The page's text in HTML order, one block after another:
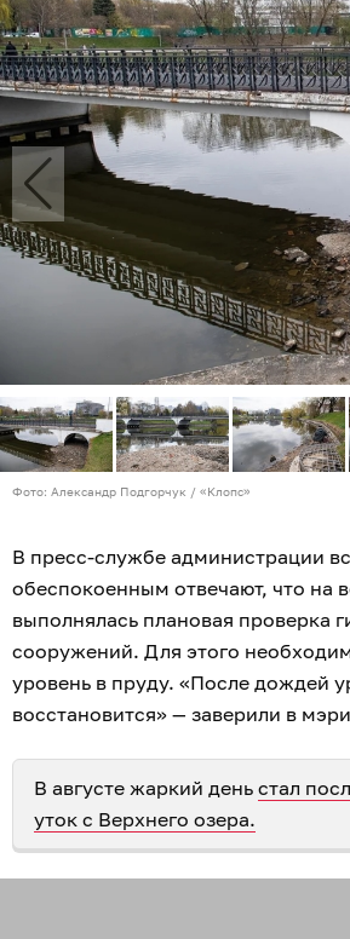
Фото: Александр Подгорчук / «Клопс»
В пресс-службе администрации
обеспокоенным отвечают, что на
выполнялась плановая проверка
сооружений. Для этого
уровень в пруду. «После дождей
восстановится» — заверили в
В августе жаркий день стал
уток с Верхнего озера.